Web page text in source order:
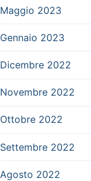
Maggio 2023
Gennaio 2023
Dicembre 2022
Novembre 2022
Ottobre 2022
Settembre 2022
Agosto 2022